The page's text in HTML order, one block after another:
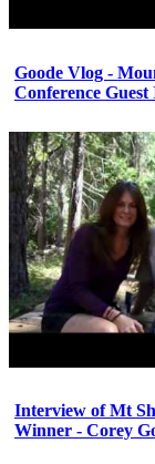
Goode Vlog -
Conference
Interview of Mt
Winner - Corey